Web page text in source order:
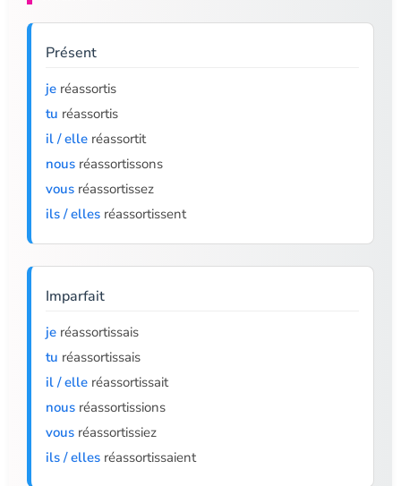
Présent
je réassortis
tu réassortis
il / elle réassortit
nous réassortissons
vous réassortissez
ils / elles réassortissent
Imparfait
je réassortissais
tu réassortissais
il / elle réassortissait
nous réassortissions
vous réassortissiez
ils / elles réassortissaient